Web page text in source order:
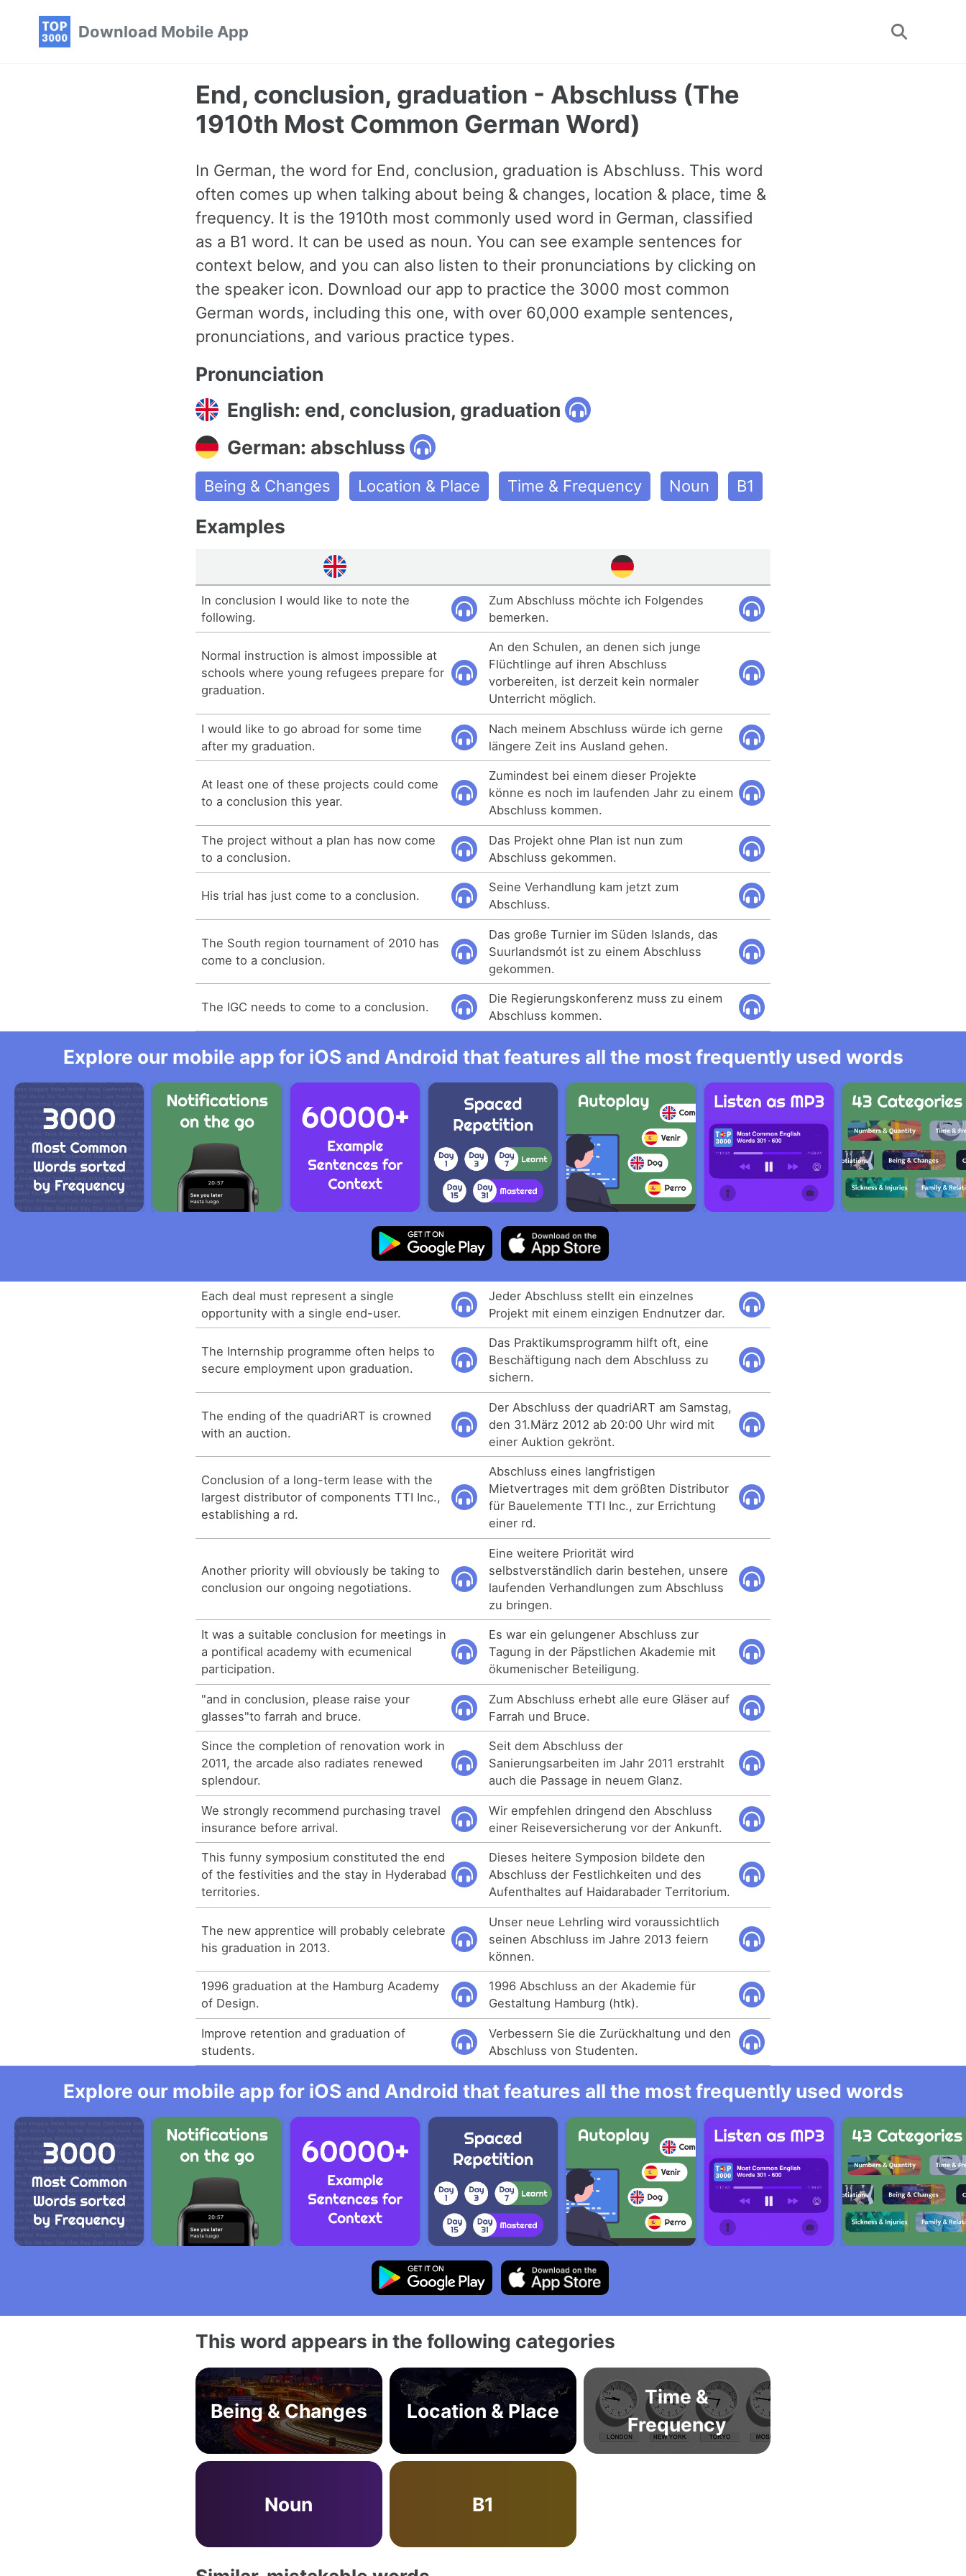
Download Mobile App
Toggle
End, conclusion, graduation - Abschluss (The
1910th Most Common German Word)
In German, the word for End, conclusion, graduation is Abschluss. This word
often comes up when talking about being & changes, location & place, time &
frequency. It is the 1910th most commonly used word in German, classified
as a B1 word. It can be used as noun. You can see example sentences for
context below, and you can also listen to their pronunciations by clicking on
the speaker icon. Download our app to practice the 3000 most common
German words, including this one, with over 60,000 example sentences,
pronunciations, and various practice types.
Pronunciation
English: end, conclusion, graduation
German: abschluss
Being & Changes Location & Place Time & Frequency Noun B1
Examples
In conclusion I would like to note the
following.
Zum Abschluss möchte ich Folgendes
bemerken.
Normal instruction is almost impossible at
schools where young refugees prepare for
graduation.
An den Schulen, an denen sich junge
Flüchtlinge auf ihren Abschluss
vorbereiten, ist derzeit kein normaler
Unterricht möglich.
I would like to go abroad for some time
after my graduation.
Nach meinem Abschluss würde ich gerne
längere Zeit ins Ausland gehen.
At least one of these projects could come
to a conclusion this year.
Zumindest bei einem dieser Projekte
könne es noch im laufenden Jahr zu einem
Abschluss kommen.
The project without a plan has now come
to a conclusion.
Das Projekt ohne Plan ist nun zum
Abschluss gekommen.
His trial has just come to a conclusion.
Seine Verhandlung kam jetzt zum
Abschluss.
The South region tournament of 2010 has
come to a conclusion.
Das große Turnier im Süden Islands, das
Suurlandsmót ist zu einem Abschluss
gekommen.
The IGC needs to come to a conclusion.
Die Regierungskonferenz muss zu einem
Abschluss kommen.
Explore our mobile app for iOS and Android that features all the most frequently used words
Each deal must represent a single
opportunity with a single end-user.
Jeder Abschluss stellt ein einzelnes
Projekt mit einem einzigen Endnutzer dar.
The Internship programme often helps to
secure employment upon graduation.
Das Praktikumsprogramm hilft oft, eine
Beschäftigung nach dem Abschluss zu
sichern.
The ending of the quadriART is crowned
with an auction.
Der Abschluss der quadriART am Samstag,
den 31.März 2012 ab 20:00 Uhr wird mit
einer Auktion gekrönt.
Conclusion of a long-term lease with the
largest distributor of components TTI Inc.,
establishing a rd.
Abschluss eines langfristigen
Mietvertrages mit dem größten Distributor
für Bauelemente TTI Inc., zur Errichtung
einer rd.
Another priority will obviously be taking to
conclusion our ongoing negotiations.
Eine weitere Priorität wird
selbstverständlich darin bestehen, unsere
laufenden Verhandlungen zum Abschluss
zu bringen.
It was a suitable conclusion for meetings in
a pontifical academy with ecumenical
participation.
Es war ein gelungener Abschluss zur
Tagung in der Päpstlichen Akademie mit
ökumenischer Beteiligung.
"and in conclusion, please raise your
glasses"to farrah and bruce.
Zum Abschluss erhebt alle eure Gläser auf
Farrah und Bruce.
Since the completion of renovation work in
2011, the arcade also radiates renewed
splendour.
Seit dem Abschluss der
Sanierungsarbeiten im Jahr 2011 erstrahlt
auch die Passage in neuem Glanz.
We strongly recommend purchasing travel
insurance before arrival.
Wir empfehlen dringend den Abschluss
einer Reiseversicherung vor der Ankunft.
This funny symposium constituted the end
of the festivities and the stay in Hyderabad
territories.
Dieses heitere Symposion bildete den
Abschluss der Festlichkeiten und des
Aufenthaltes auf Haidarabader Territorium.
The new apprentice will probably celebrate
his graduation in 2013.
Unser neue Lehrling wird voraussichtlich
seinen Abschluss im Jahre 2013 feiern
können.
1996 graduation at the Hamburg Academy
of Design.
1996 Abschluss an der Akademie für
Gestaltung Hamburg (htk).
Improve retention and graduation of
students.
Verbessern Sie die Zurückhaltung und den
Abschluss von Studenten.
Explore our mobile app for iOS and Android that features all the most frequently used words
This word appears in the following categories
Being & Changes Location & Place
Time &
Frequency
Noun B1